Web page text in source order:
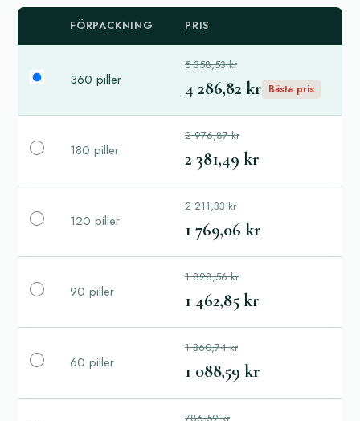
FÖRPACKNING PRIS
360 piller
5 358,53 kr
4 286,82 kr Bästa pris
180 piller
2 976,87 kr
2 381,49 kr
120 piller
2 211,33 kr
1 769,06 kr
90 piller
1 828,56 kr
1 462,85 kr
60 piller
1 360,74 kr
1 088,59 kr